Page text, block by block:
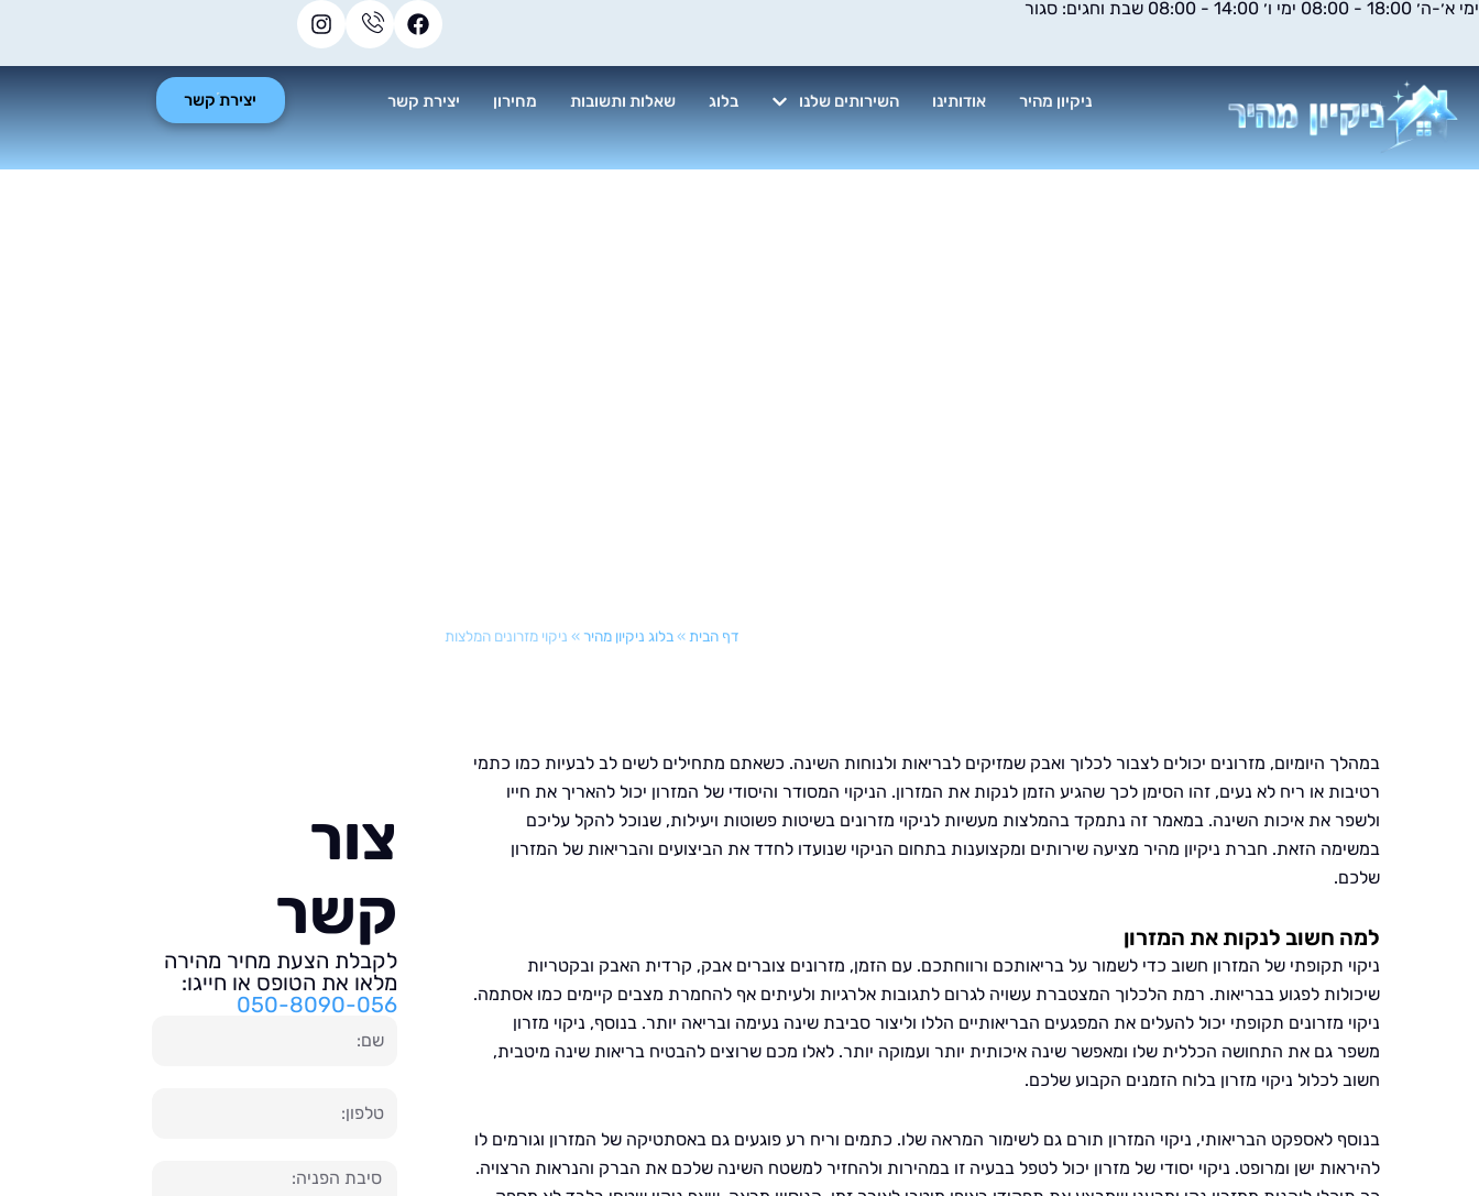
דילוג
ימי א׳-ה׳ 18:00 - 08:00 ימי ו׳ 14:00 - 08:00 שבת וחגים: סגור
ניקיון מהיר אודותינו השירותים שלנו בלוג שאלות ותשובות מחירון יצירת קשר יצירת קשר
דף הבית »בלוג ניקיון מהיר» ניקוי מזרונים המלצות
במהלך היומיום, מזרונים יכולים לצבור לכלוך ואבק שמזיקים לבריאות ולנוחות השינה. כשאתם מתחילים לשים לב לבעיות כמו כתמי
רטיבות או ריח לא נעים, זהו הסימן לכך שהגיע הזמן לנקות את המזרון. הניקוי המסודר והיסודי של המזרון יכול להאריך את חייו
ולשפר את איכות השינה. במאמר זה נתמקד בהמלצות מעשיות לניקוי מזרונים בשיטות פשוטות ויעילות, שנוכל להקל עליכם
במשימה הזאת. חברת ניקיון מהיר מציעה שירותים ומקצוענות בתחום הניקוי שנועדו לחדד את הביצועים והבריאות של המזרון
שלכם.
למה חשוב לנקות את המזרון
ניקוי תקופתי של המזרון חשוב כדי לשמור על בריאותכם ורווחתכם. עם הזמן, מזרונים צוברים אבק, קרדית האבק ובקטריות
שיכולות לפגוע בבריאות. רמת הלכלוך המצטברת עשויה לגרום לתגובות אלרגיות ולעיתים אף להחמרת מצבים קיימים כמו אסתמה.
ניקוי מזרונים תקופתי יכול להעלים את המפגעים הבריאותיים הללו וליצור סביבת שינה נעימה ובריאה יותר. בנוסף, ניקוי מזרון
משפר גם את התחושה הכללית שלו ומאפשר שינה איכותית יותר ועמוקה יותר. לאלו מכם שרוצים להבטיח בריאות שינה מיטבית,
חשוב לכלול ניקוי מזרון בלוח הזמנים הקבוע שלכם.
בנוסף לאספקט הבריאותי, ניקוי המזרון תורם גם לשימור המראה שלו. כתמים וריח רע פוגעים גם באסתטיקה של המזרון וגורמים לו
להיראות ישן ומרופט. ניקוי יסודי של מזרון יכול לטפל בבעיה זו במהירות ולהחזיר למשטח השינה שלכם את הברק והנראות הרצויה.
צור
קשר
לקבלת הצעת מחיר מהירה
מלאו את הטופס או חייגו:
050-8090-056
טלפון
הודעה